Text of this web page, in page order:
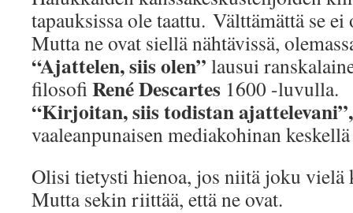
tapauksissa ole taattu. Välttämättä se
Mutta ne ovat siellä nähtävissä,
“Ajattelen, siis olen” lausui
filosofi René Descartes 1600 -luvulla.
“Kirjoitan, siis todistan
vaaleanpunaisen mediakohinan
Olisi tietysti hienoa, jos niitä joku
Mutta sekin riittää, että ne ovat.